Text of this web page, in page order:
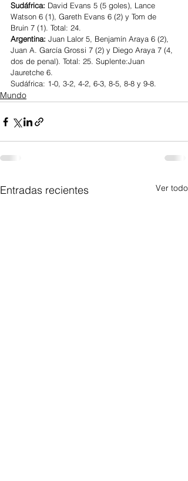
Sudáfrica: David Evans 5 (5 goles), Lance
Watson 6 (1), Gareth Evans 6 (2) y Tom de
Bruin 7 (1). Total: 24.
Argentina: Juan Lalor 5, Benjamín Araya 6 (2),
Juan A. García Grossi 7 (2) y Diego Araya 7 (4,
dos de penal). Total: 25. Suplente:Juan
Jauretche 6.
Sudáfrica: 1-0, 3-2, 4-2, 6-3, 8-5, 8-8 y 9-8.
Mundo
Entradas recientes Ver todo